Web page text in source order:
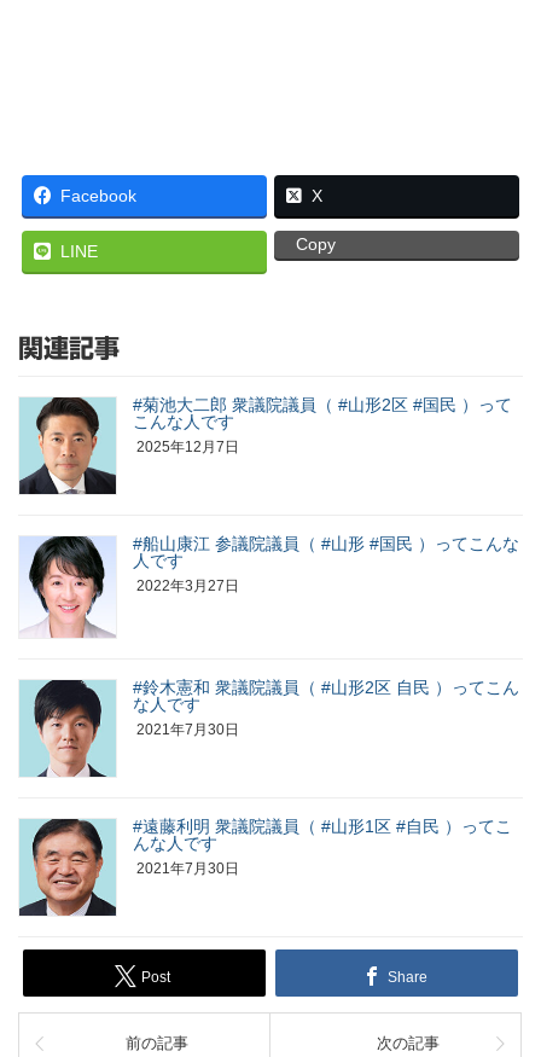
Facebook X
LINE Copy
関連記事
#菊池大二郎 衆議院議員（ #山形2区 #国民 ）って
こんな人です
2025年12月7日
#船山康江 参議院議員（ #山形 #国民 ）ってこんな
人です
2022年3月27日
#鈴木憲和 衆議院議員（ #山形2区 自民 ）ってこん
な人です
2021年7月30日
#遠藤利明 衆議院議員（ #山形1区 #自民 ）ってこ
んな人です
2021年7月30日
Post Share
前の記事 次の記事